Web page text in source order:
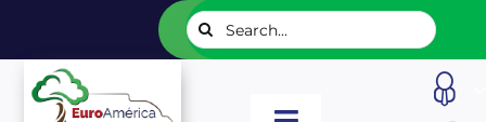
contenido
Buscar: